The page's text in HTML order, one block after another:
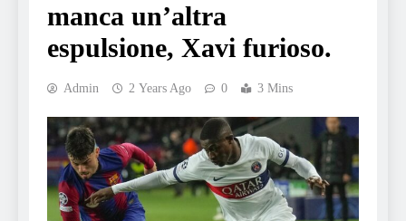
manca un’altra
espulsione, Xavi furioso.
Admin 2 Years Ago 0 3 Mins